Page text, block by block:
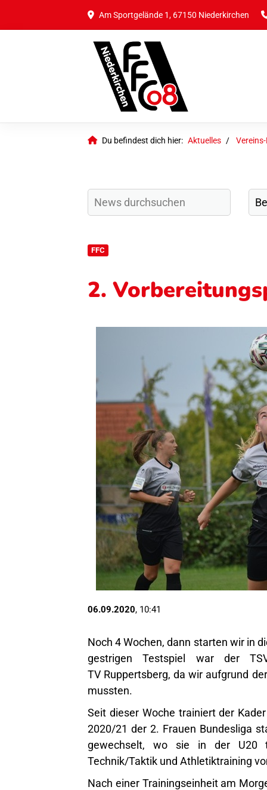
Am Sportgelände 1, 67150 Niederkirchen
Du befindest dich hier: Aktuelles
FFC
2.
06.09.2020, 10:41
Noch 4 Wochen, dann starten wir in
gestrigen Testspiel war der
TV Ruppertsberg, da wir aufgrund
mussten.
Seit dieser Woche trainiert der
2020/21 der 2. Frauen Bundesliga
gewechselt, wo sie in der U20
Technik/Taktik und Athletiktraining
Nach einer Trainingseinheit am